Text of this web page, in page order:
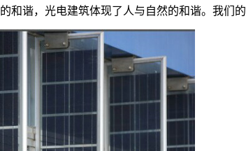
谐，光电建筑体现了人与自然的和谐。我们